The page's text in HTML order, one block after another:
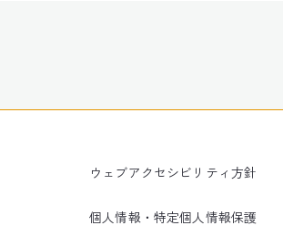
ウェブアクセシビリティ方針
個人情報・特定個人情報保護